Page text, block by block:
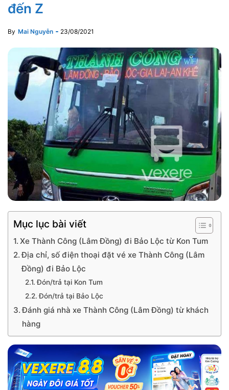
đến Z
By Mai Nguyễn 23/08/2021
Mục lục bài viết
Xe Thành Công (Lâm Đồng) đi Bảo Lộc từ Kon Tum
Địa chỉ, số điện thoại đặt vé xe Thành Công (Lâm
Đồng) đi Bảo Lộc
Đón/trả tại Kon Tum
Đón/trả tại Bảo Lộc
Đánh giá nhà xe Thành Công (Lâm Đồng) từ khách
hàng